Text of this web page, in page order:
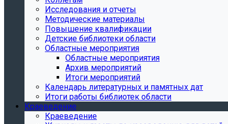
Исследования и отчеты
Методические материалы
Повышение квалификации
Детские библиотеки области
Областные мероприятия
Областные мероприятия
Архив мероприятий
Итоги мероприятий
Календарь литературных и памятных дат
Итоги работы библиотек области
Краеведение
Краеведение